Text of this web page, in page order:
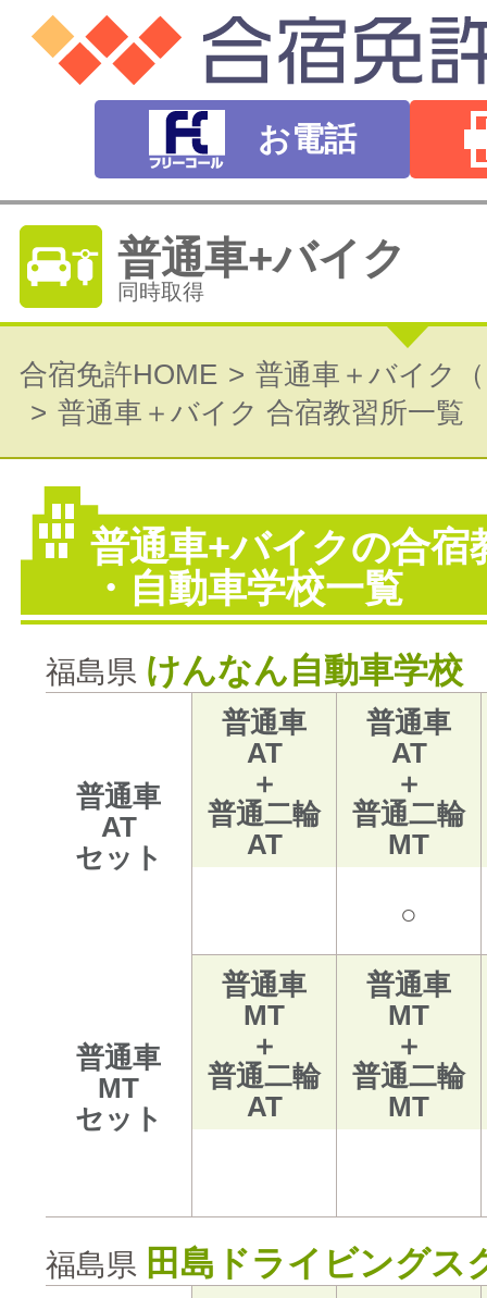
お電話
普通車+バイク
同時取得
普通自動車免許
オートマ（AT）・マニュアル（MT）
バイク免許
普通二輪（中型二輪）・大型二輪
大型〜二種免許
中型・大型特殊・けん引・大型二種
合宿免許HOME
普通車＋バイク
普通車＋バイク 合宿教習所一覧
普通車+バイクの合宿
・自動車学校一覧
福島県 けんなん自動車学校
普通車
AT
セット
普通車
AT
＋
普通二輪
AT
普通車
AT
＋
普通二輪
MT
○
普通車
MT
セット
普通車
MT
＋
普通二輪
AT
普通車
MT
＋
普通二輪
MT
福島県 田島ドライビングス